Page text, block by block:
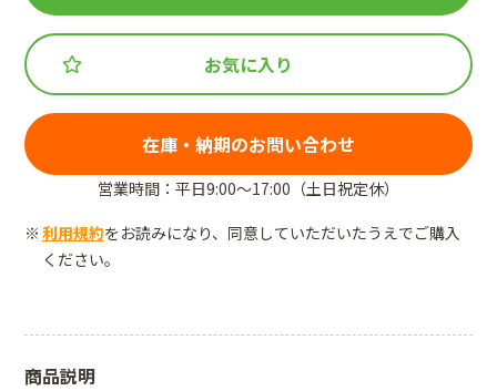
お気に入り
在庫・納期のお問い合わせ
営業時間：平日9:00～17:00（土日祝定休）
利用規約をお読みになり、同意していただいたうえでご購入
ください。
商品説明